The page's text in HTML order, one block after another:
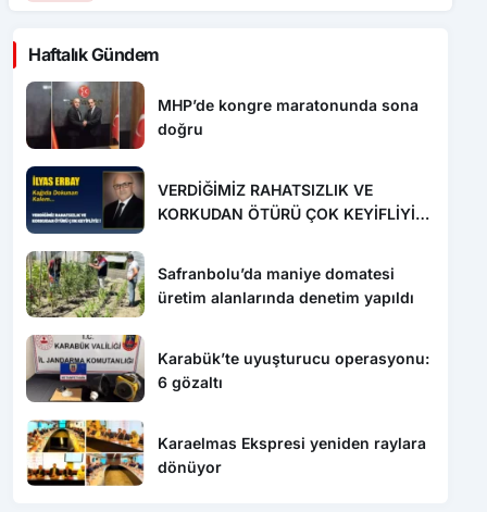
Haftalık Gündem
MHP’de kongre maratonunda sona
doğru
VERDİĞİMİZ RAHATSIZLIK VE
KORKUDAN ÖTÜRÜ ÇOK KEYİFLİYİZ
Safranbolu’da maniye domatesi
üretim alanlarında denetim yapıldı
Karabük’te uyuşturucu operasyonu:
6 gözaltı
Karaelmas Ekspresi yeniden raylara
dönüyor